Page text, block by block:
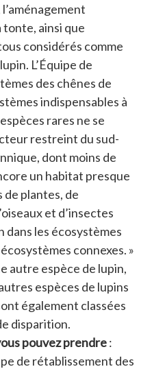
tonte, ainsi que
considérés comme
L’Équipe de
des chênes de
indispensables à
rares ne se
restreint du sud-
dont moins de
un habitat presque
de plantes, de
et d’insectes
dans les écosystèmes
connexes. »
autre espèce de lupin,
espèces de lupins
également classées
disparition.
pouvez prendre:
de rétablissement des